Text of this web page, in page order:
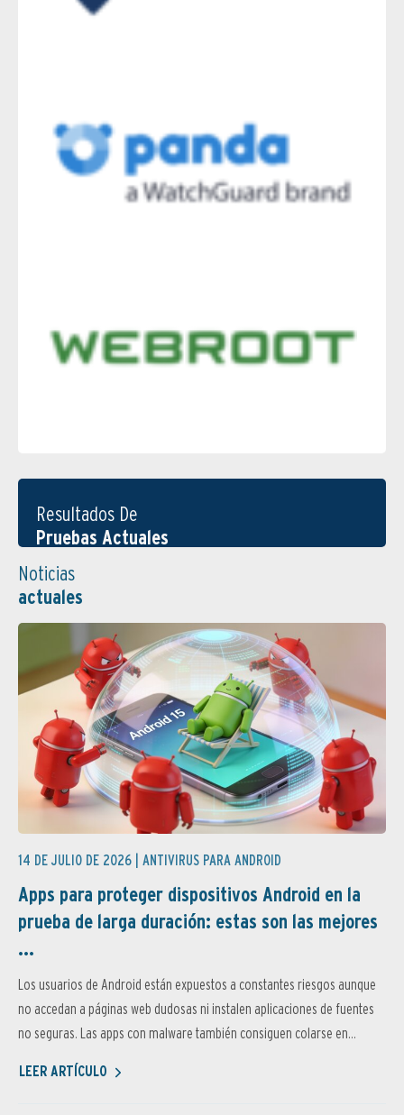
Resultados De
Pruebas Actuales
Noticias
actuales
14 DE JULIO DE 2026 | ANTIVIRUS PARA ANDROID
Apps para proteger dispositivos Android en la
prueba de larga duración: estas son las mejores
...
Los usuarios de Android están expuestos a constantes riesgos aunque
no accedan a páginas web dudosas ni instalen aplicaciones de fuentes
no seguras. Las apps con malware también consiguen colarse en...
LEER ARTÍCULO